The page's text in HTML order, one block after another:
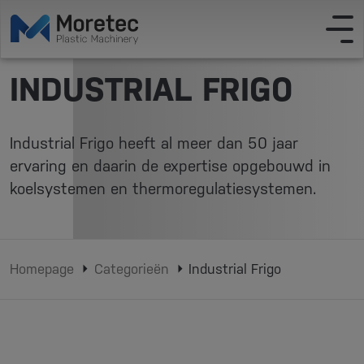
INDUSTRIAL FRIGO
Industrial Frigo heeft al meer dan 50 jaar
ervaring en daarin de expertise opgebouwd in
koelsystemen en thermoregulatiesystemen.
Homepage Categorieën Industrial Frigo